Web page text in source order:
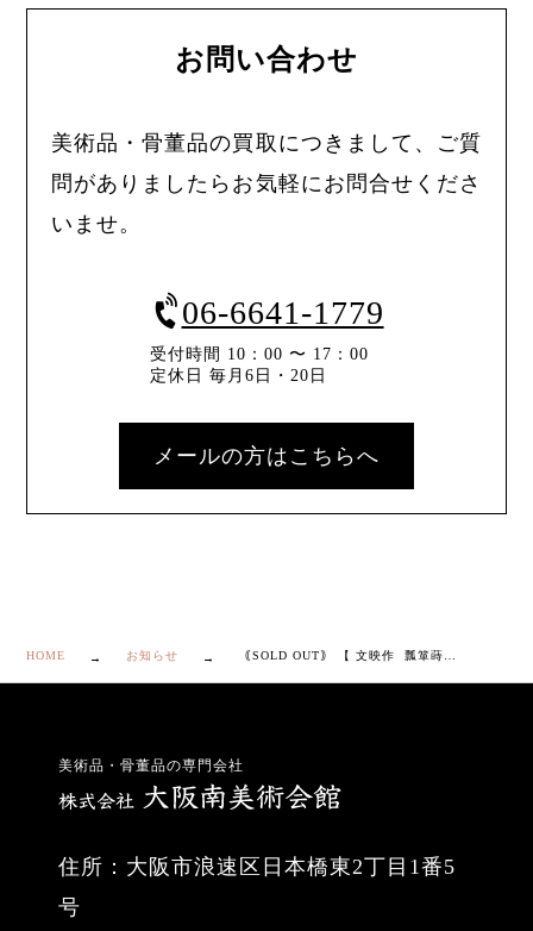
お問い合わせ
美術品・骨董品の買取につきまして、ご質
問がありましたらお気軽にお問合せくださ
いませ。
06-6641-1779
受付時間 10：00 〜 17：00
定休日 毎月6日・20日
メールの方はこちらへ
HOME お知らせ
美術品・骨董品の専門会社
住所：大阪市浪速区日本橋東2丁目1番5
号